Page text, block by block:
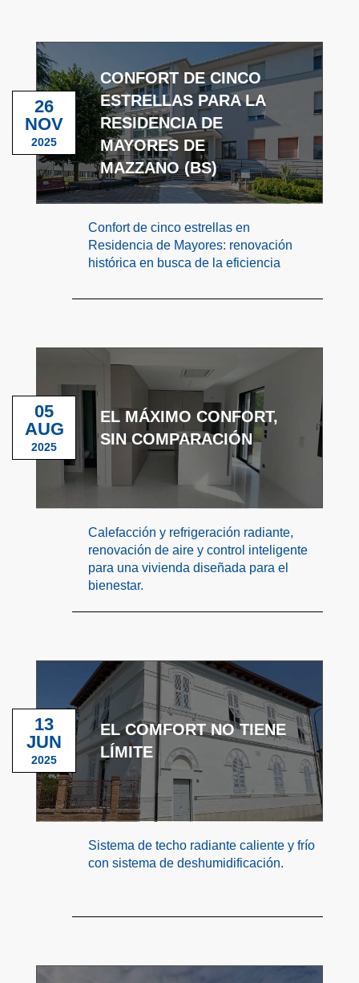
CONFORT DE CINCO
ESTRELLAS PARA LA
RESIDENCIA DE
MAYORES DE
MAZZANO (BS)
26
NOV
2025
Confort de cinco estrellas en
Residencia de Mayores: renovación
histórica en busca de la eficiencia
EL MÁXIMO CONFORT,
SIN COMPARACIÓN
05
AUG
2025
Calefacción y refrigeración radiante,
renovación de aire y control inteligente
para una vivienda diseñada para el
bienestar.
EL COMFORT NO TIENE
LÍMITE
13
JUN
2025
Sistema de techo radiante caliente y frío
con sistema de deshumidificación.